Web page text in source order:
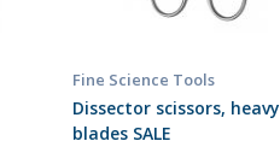
Fine Science Tools
Dissector scissors, heavy
blades SALE